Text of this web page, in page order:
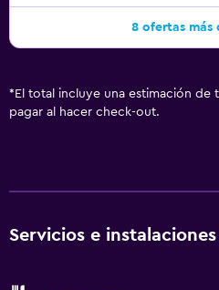
8 ofertas más
* El total incluye una estimación de
pagar al hacer check-out.
Servicios e